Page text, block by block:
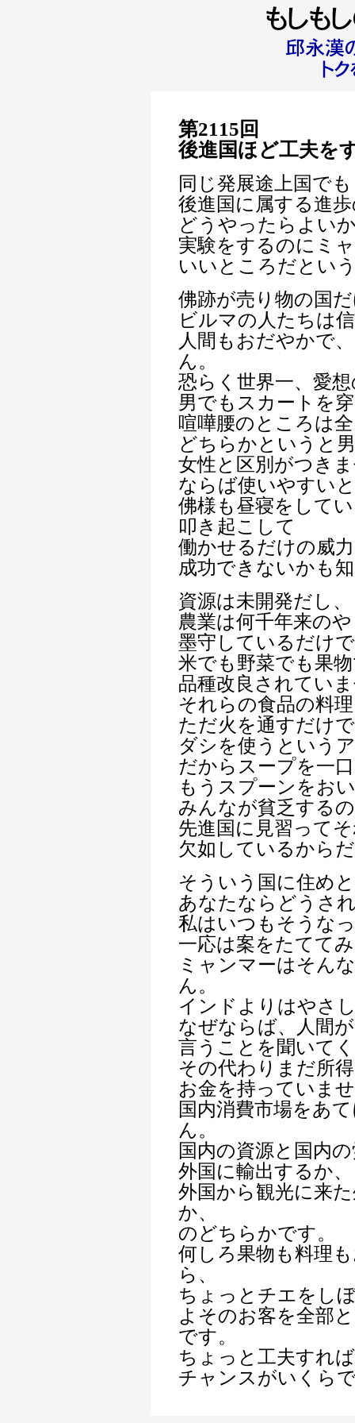
第2115回
後進国ほど工夫を
同じ発展途上国でも
後進国に属する進
どうやったらよい
実験をするのにミ
いいところだとい
佛跡が売り物の国
ビルマの人たちは
人間もおだやかで
ん。
恐らく世界一、愛
男でもスカートを
喧嘩腰のところは
どちらかというと
女性と区別がつき
ならば使いやすい
佛様も昼寝をして
叩き起こして
働かせるだけの威
成功できないかも
資源は未開発だし、
農業は何千年来の
墨守しているだけ
米でも野菜でも果
品種改良されてい
それらの食品の料
ただ火を通すだけ
ダシを使うという
だからスープを一
もうスプーンをお
みんなが貧乏する
先進国に見習って
欠如しているから
そういう国に住め
あなたならどうさ
私はいつもそうな
一応は案をたてて
ミャンマーはそん
ん。
インドよりはやさ
なぜならば、人間
言うことを聞いて
その代わりまだ所
お金を持っていま
国内消費市場をあ
ん。
国内の資源と国内
外国に輸出するか、
外国から観光に来
か、
のどちらかです。
何しろ果物も料理
ら、
ちょっとチエをし
よそのお客を全部
です。
ちょっと工夫すれ
チャンスがいくら